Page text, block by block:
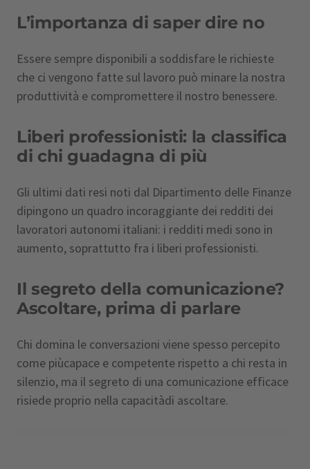
L’importanza di saper dire no
Essere sempre disponibili a soddisfare le richieste
che ci vengono fatte sul lavoro può minare la nostra
produttività e compromettere il nostro benessere.
Liberi professionisti: la classifica
di chi guadagna di più
Gli ultimi dati resi noti dal Dipartimento delle Finanze
dipingono un quadro incoraggiante dei redditi dei
lavoratori autonomi italiani: i redditi medi sono in
aumento, soprattutto fra i liberi professionisti.
Il segreto della comunicazione?
Ascoltare, prima di parlare
Chi domina le conversazioni viene spesso percepito
come piùcapace e competente rispetto a chi resta in
silenzio, ma il segreto di una comunicazione efficace
risiede proprio nella capacitàdi ascoltare.